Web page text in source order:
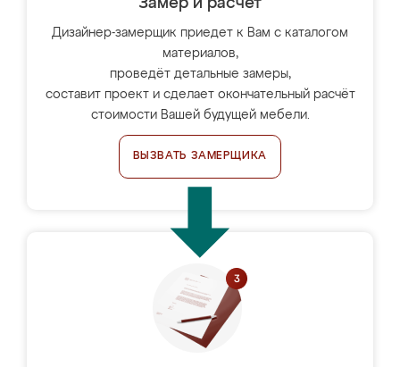
Замер и расчет
Дизайнер-замерщик приедет к Вам с каталогом
материалов,
проведёт детальные замеры,
составит проект и сделает окончательный расчёт
стоимости Вашей будущей мебели.
ВЫЗВАТЬ ЗАМЕРЩИКА